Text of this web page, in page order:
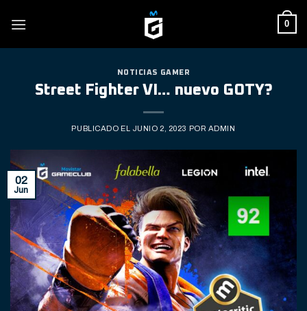
0
NOTICIAS GAMER
Street Fighter VI… nuevo GOTY?
PUBLICADO EL JUNIO 2, 2023 POR ADMIN
02
Jun